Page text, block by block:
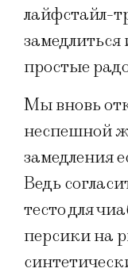
лайфстайл-
простые
Мы вновь
неспешной
замедления
Ведь
тесто для
персики на